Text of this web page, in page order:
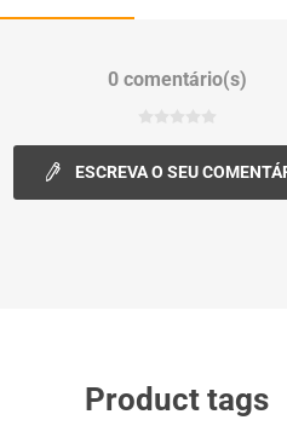
0 comentário(s)
ESCREVA O SEU
Product tags